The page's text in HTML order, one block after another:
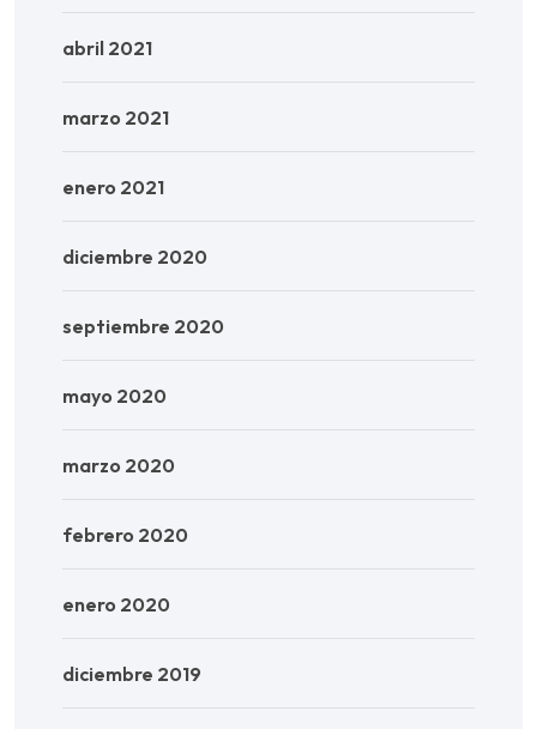
abril 2021
marzo 2021
enero 2021
diciembre 2020
septiembre 2020
mayo 2020
marzo 2020
febrero 2020
enero 2020
diciembre 2019